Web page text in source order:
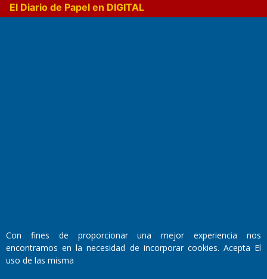
El Diario de Papel en DIGITAL
Director Periodístico:
Walter René Goñi
Con fines de proporcionar una mejor experiencia nos
encontramos en la necesidad de incorporar cookies. Acepta El
uso de las misma